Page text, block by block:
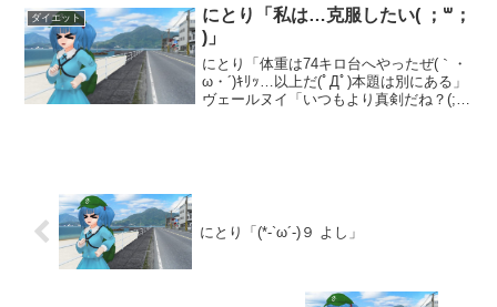
)」古鷹...
ダイエット
にとり「私は…克服したい( ；꒳；
)」
にとり「体重は74キロ台へやったぜ(｀・
ω・´)ｷﾘｯ…以上だ(ﾟДﾟ)本題は別にある」
ヴェールヌイ「いつもより真剣だね？(;´д
にとり「(*-`ω´-)９ よし」